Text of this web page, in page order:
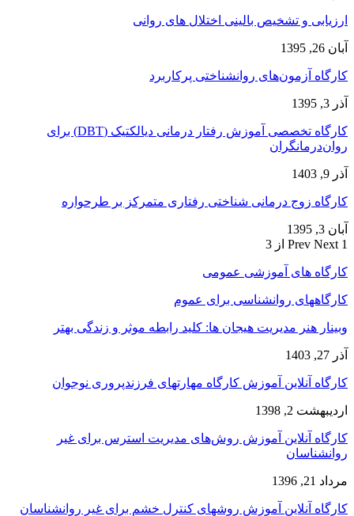
ارزیابی و تشخیص بالینی اختلال های روانی
آبان 26, 1395
کارگاه آزمون‌های روانشناختی پرکاربرد
آذر 3, 1395
کارگاه تخصصی آموزش رفتار درمانی دیالکتیک (DBT) برای
روان‌درمانگران
آذر 9, 1403
کارگاه زوج‌ درمانی شناختی رفتاری متمرکز بر طرحواره
آبان 3, 1395
Prev Next 1 از 3
کارگاه های آموزشی عمومی
کارگاههای روانشناسی برای عموم
وبینار هنر مدیریت هیجان ها: کلید رابطه موثر و زندگی بهتر
آذر 27, 1403
کارگاه آنلاین آموزش کارگاه مهارتهای فرزندپروری نوجوان
اردیبهشت 2, 1398
کارگاه آنلاین آموزش روش‌های مدیریت استرس برای غیر
روانشناسان
مرداد 21, 1396
کارگاه آنلاین آموزش روشهای کنترل خشم برای غیر روانشناسان